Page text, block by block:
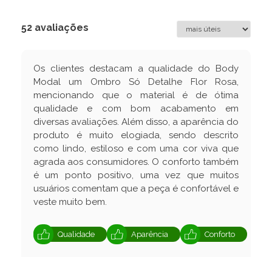
52 avaliações
Os clientes destacam a qualidade do Body
Modal um Ombro Só Detalhe Flor Rosa,
mencionando que o material é de ótima
qualidade e com bom acabamento em
diversas avaliações. Além disso, a aparência do
produto é muito elogiada, sendo descrito
como lindo, estiloso e com uma cor viva que
agrada aos consumidores. O conforto também
é um ponto positivo, uma vez que muitos
usuários comentam que a peça é confortável e
veste muito bem.
Qualidade Aparência Conforto